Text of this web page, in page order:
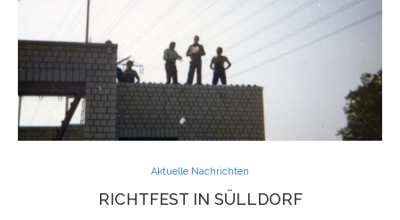
Aktuelle Nachrichten
RICHTFEST IN SÜLLDORF